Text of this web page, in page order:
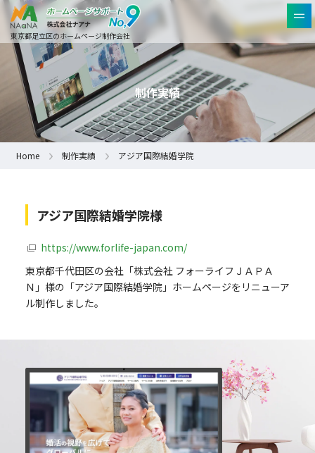
東京都足立区のホームページ制作会社
制作実績
Home 制作実績 アジア国際結婚学院
アジア国際結婚学院様
https://www.forlife-japan.com/
東京都千代田区の会社「株式会社 フォーライフＪＡＰＡ
Ｎ」様の「アジア国際結婚学院」ホームページをリニューア
ル制作しました。